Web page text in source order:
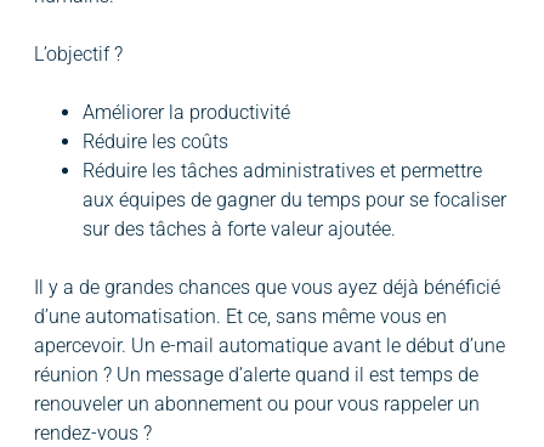
L’objectif ?
Améliorer la productivité
Réduire les coûts
Réduire les tâches administratives et permettre
aux équipes de gagner du temps pour se focaliser
sur des tâches à forte valeur ajoutée.
Il y a de grandes chances que vous ayez déjà bénéficié
d’une automatisation. Et ce, sans même vous en
apercevoir. Un e-mail automatique avant le début d’une
réunion ? Un message d’alerte quand il est temps de
renouveler un abonnement ou pour vous rappeler un
rendez-vous ?